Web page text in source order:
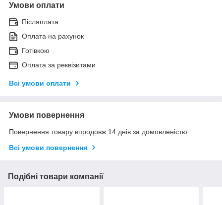
Умови оплати
Післяплата
Оплата на рахунок
Готівкою
Оплата за реквізитами
Всі умови оплати
Умови повернення
Повернення товару впродовж 14 днів за домовленістю
Всі умови повернення
Подібні товари компанії